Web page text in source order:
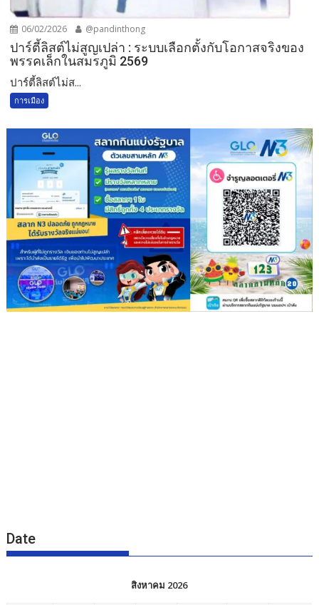
06/02/2026 @pandinthong
ปาร์ตี้ลิสต์ไม่สูญเปล่า : ระบบเลือกตั้งกับโอกาสจริงของ
พรรคเล็กในสมรภูมิ 2569
ปาร์ตี้ลิสต์ไม่ส...
การเมือง
Date
สิงหาคม 2026